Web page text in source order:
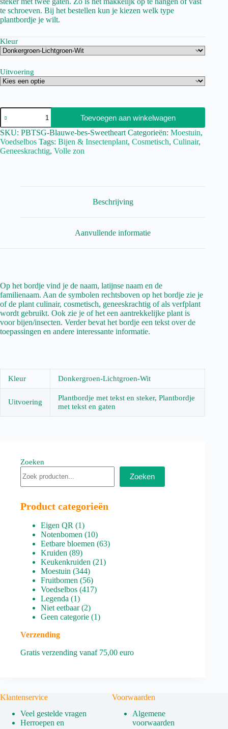
te schroeven. Bij het bestellen kun je kiezen welk type
plantbordje je wilt.
Kleur
Uitvoering
Toevoegen aan winkelwagen
SKU: PBTSG-Blauwe-bes-Sweetheart Categorieën: Moestuin,
Voedselbos Tags: Bijen & Insectenplant, Cosmetisch, Culinair,
Geneeskrachtig, Volle zon
Beschrijving
Aanvullende informatie
Op het bordje vind je de naam, latijnse naam en de
familienaam. Aan de symbolen rechtsboven op het bordje zie je
of de plant culinair, cosmetisch, geneeskrachtig of als verfplant
wordt gebruikt. Ook zie je of het een aantrekkelijke plant is
voor bijen/insecten. Verder bevat het bordje een tekst over de
toepassingen en andere interessante informatie.
Kleur Donkergroen-Lichtgroen-Wit
Uitvoering
Plantbordje met tekst en steker, Plantbordje
met tekst en gaten
Zoeken
Zoeken
Product categorieën
Eigen QR 11
product
Notenbomen 1010
producten
Eetbare bloemen 6363
Kruiden 8989
producten
Keukenkruiden 2121
Moestuin 344344
producten
Fruitbomen 5656
producten
Voedselbos 417417
Legenda 11
product
Niet eetbaar 22
producten
Geen categorie 11
Verzending
Gratis verzending vanaf 75,00 euro
Klantenservice
Veel gestelde vragen
Herroepen en
Voorwaarden
Algemene
voorwaarden